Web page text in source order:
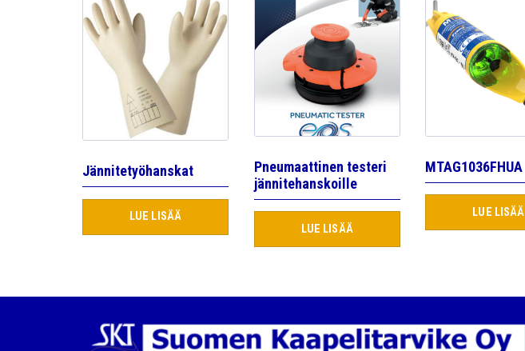
Jännitetyöhanskat
LUE LISÄÄ
Pneumaattinen testeri
jännitehanskoille
LUE LISÄÄ
MTAG1036FHUA
LUE LISÄÄ